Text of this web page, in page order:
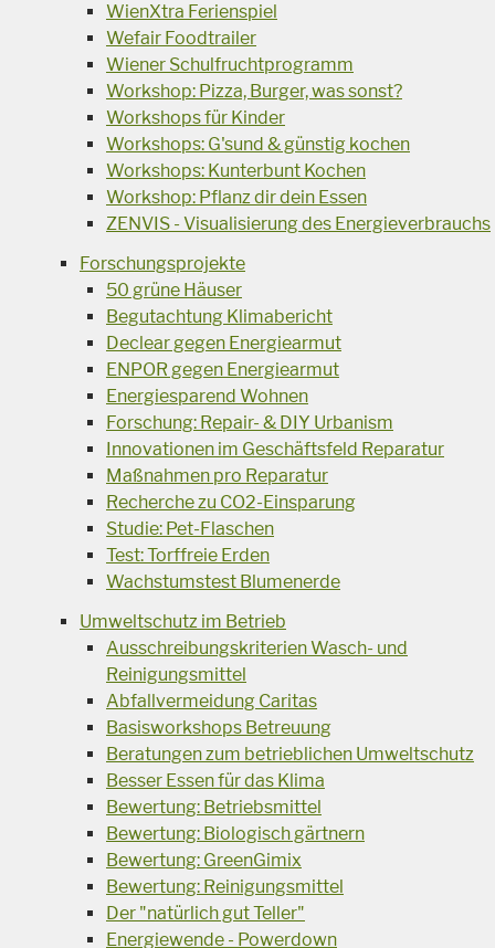
WienXtra Ferienspiel
Wefair Foodtrailer
Wiener Schulfruchtprogramm
Workshop: Pizza, Burger, was sonst?
Workshops für Kinder
Workshops: G'sund & günstig kochen
Workshops: Kunterbunt Kochen
Workshop: Pflanz dir dein Essen
ZENVIS - Visualisierung des Energieverbrauchs
Forschungsprojekte
50 grüne Häuser
Begutachtung Klimabericht
Declear gegen Energiearmut
ENPOR gegen Energiearmut
Energiesparend Wohnen
Forschung: Repair- & DIY Urbanism
Innovationen im Geschäftsfeld Reparatur
Maßnahmen pro Reparatur
Recherche zu CO2-Einsparung
Studie: Pet-Flaschen
Test: Torffreie Erden
Wachstumstest Blumenerde
Umweltschutz im Betrieb
Ausschreibungskriterien Wasch- und
Reinigungsmittel
Abfallvermeidung Caritas
Basisworkshops Betreuung
Beratungen zum betrieblichen Umweltschutz
Besser Essen für das Klima
Bewertung: Betriebsmittel
Bewertung: Biologisch gärtnern
Bewertung: GreenGimix
Bewertung: Reinigungsmittel
Der "natürlich gut Teller"
Energiewende - Powerdown